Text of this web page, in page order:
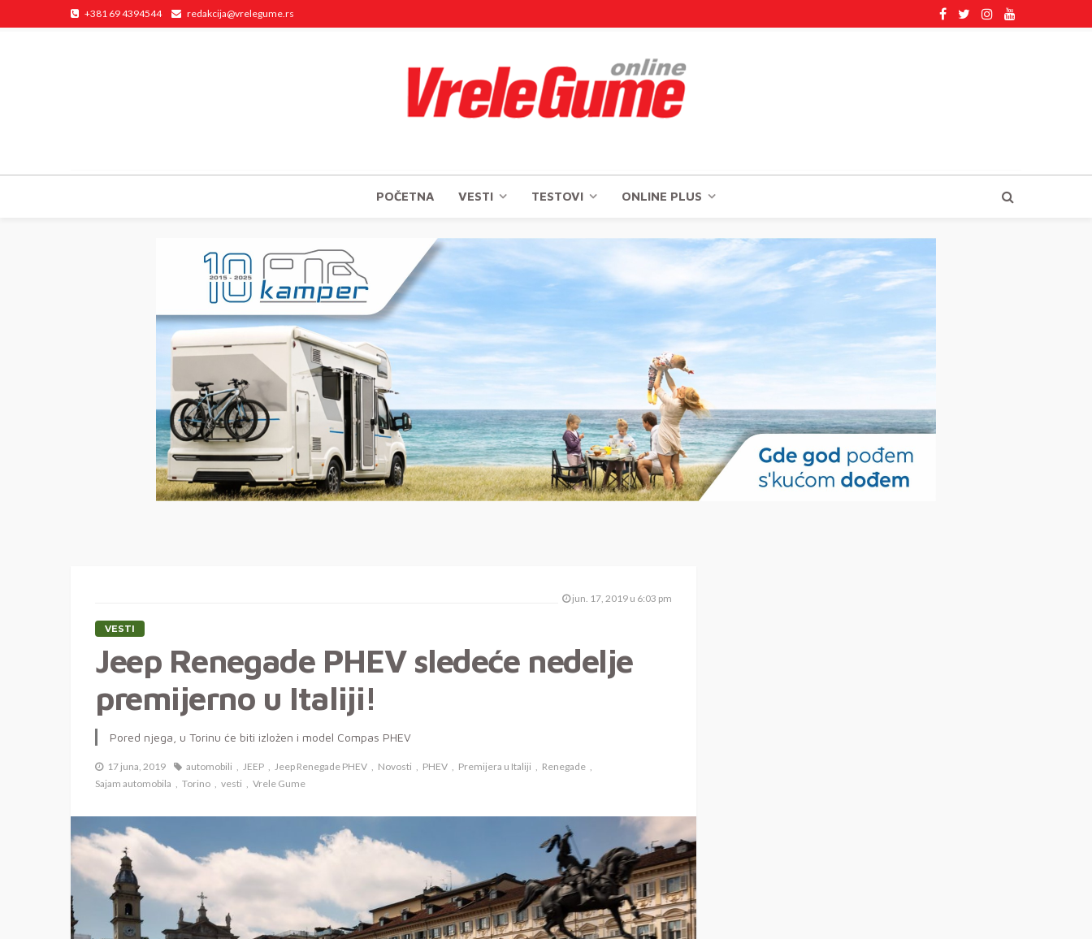
+381 69 4394544 redakcija@vrelegume.rs
POČETNA VESTI TESTOVI ONLINE PLUS
jun. 17, 2019 u 6:03 pm
VESTI
Jeep Renegade PHEV sledeće nedelje
premijerno u Italiji!
Pored njega, u Torinu će biti izložen i model Compas PHEV
17 juna, 2019 automobili JEEP Jeep Renegade PHEV Novosti PHEV Premijera u Italiji
Renegade
Sajam automobila
Torino vesti Vrele Gume